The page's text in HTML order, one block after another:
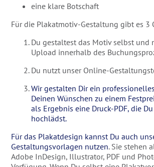
eine klare Botschaft
Für die Plakatmotiv-Gestaltung gibt es 3
Du gestaltest das Motiv selbst und
Upload innerhalb des
Du nutzt unser Online-
Wir gestalten Dir ein
Deinen Wünschen zu einem
als Ergebnis eine Druck-PDF, die
hochlädst.
Für das Plakatdesign kannst Du auch
Gestaltungsvorlagen nutzen. Sie stehen
Adobe InDesign, Illustrator, PDF und